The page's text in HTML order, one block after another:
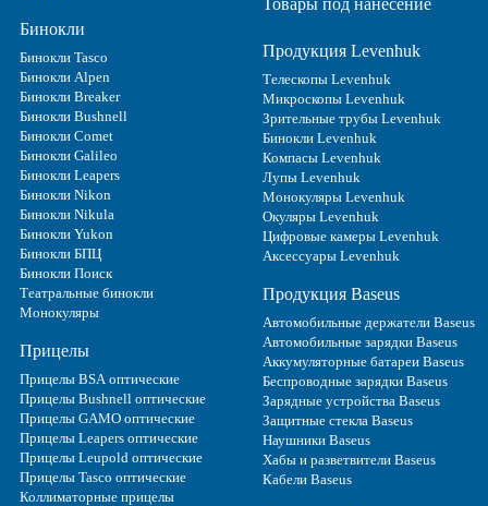
Бинокли
Бинокли Tasco
Бинокли Alpen
Бинокли Breaker
Бинокли Bushnell
Бинокли Comet
Бинокли Galileo
Бинокли Leapers
Бинокли Nikon
Бинокли Nikula
Бинокли Yukon
Бинокли БПЦ
Бинокли Поиск
Театральные бинокли
Монокуляры
Прицелы
Прицелы BSA оптические
Прицелы Bushnell оптические
Прицелы GAMO оптические
Прицелы Leapers оптические
Прицелы Leupold оптические
Прицелы Tasco оптические
Коллиматорные прицелы
Продукция Levenhuk
Телескопы Levenhuk
Микроскопы Levenhuk
Зрительные трубы Levenhuk
Бинокли Levenhuk
Компасы Levenhuk
Лупы Levenhuk
Монокуляры Levenhuk
Окуляры Levenhuk
Цифровые камеры Levenhuk
Аксессуары Levenhuk
Продукция Baseus
Автомобильные держатели Baseus
Автомобильные зарядки Baseus
Аккумуляторные батареи Baseus
Беспроводные зарядки Baseus
Зарядные устройства Baseus
Защитные стекла Baseus
Наушники Baseus
Хабы и разветвители Baseus
Кабели Baseus